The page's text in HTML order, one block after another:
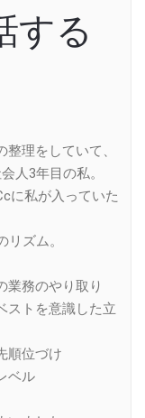
する
理をしていて、
人3年目の私。
に私が入っていた
ズム。
務のやり取り
ストを意識した立
順位づけ
ベル